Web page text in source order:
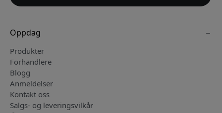
Oppdag
Produkter
Forhandlere
Blogg
Anmeldelser
Kontakt oss
Salgs- og leveringsvilkår